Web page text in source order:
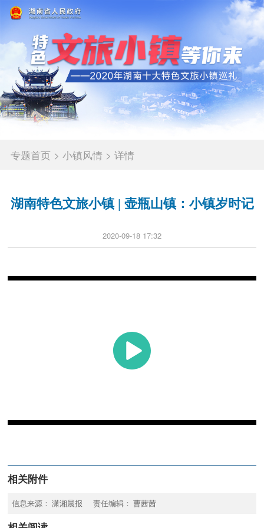
专题首页 >小镇风情 > 详情
湖南特色文旅小镇 | 壶瓶山镇：小镇岁时记
2020-09-18 17:32
相关附件
信息来源： 潇湘晨报 责任编辑： 曹茜茜